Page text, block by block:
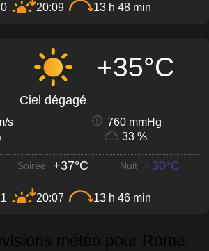
20:09 13 h 48 min
+35°C
Ciel dégagé
s
760 mmHg
33 %
Soirée +37°C Nuit +30°C
20:07 13 h 46 min
météo pour Rome